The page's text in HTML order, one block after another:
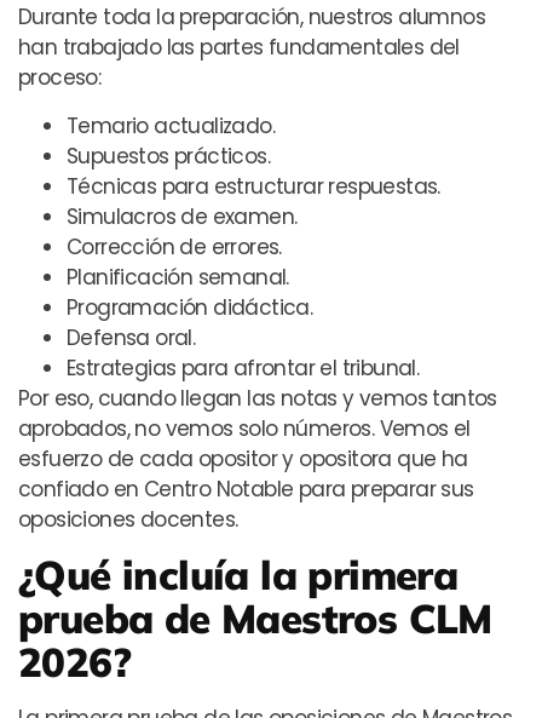
Durante toda la preparación, nuestros alumnos
han trabajado las partes fundamentales del
proceso:
Temario actualizado.
Supuestos prácticos.
Técnicas para estructurar respuestas.
Simulacros de examen.
Corrección de errores.
Planificación semanal.
Programación didáctica.
Defensa oral.
Estrategias para afrontar el tribunal.
Por eso, cuando llegan las notas y vemos tantos
aprobados, no vemos solo números. Vemos el
esfuerzo de cada opositor y opositora que ha
confiado en Centro Notable para preparar sus
oposiciones docentes.
¿Qué incluía la primera
prueba de Maestros CLM
2026?